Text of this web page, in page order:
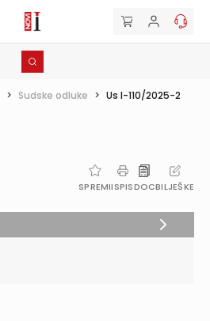
> Sudske odluke > Us I-110/2025-2
SPREMIISPISDOCBILJEŠKE